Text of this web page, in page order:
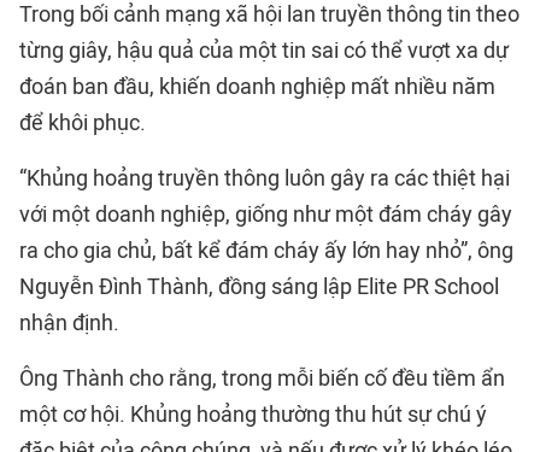
Trong bối cảnh mạng xã hội lan truyền thông tin theo
từng giây, hậu quả của một tin sai có thể vượt xa dự
đoán ban đầu, khiến doanh nghiệp mất nhiều năm
để khôi phục.
“Khủng hoảng truyền thông luôn gây ra các thiệt hại
với một doanh nghiệp, giống như một đám cháy gây
ra cho gia chủ, bất kể đám cháy ấy lớn hay nhỏ”, ông
Nguyễn Đình Thành, đồng sáng lập Elite PR School
nhận định.
Ông Thành cho rằng, trong mỗi biến cố đều tiềm ẩn
một cơ hội. Khủng hoảng thường thu hút sự chú ý